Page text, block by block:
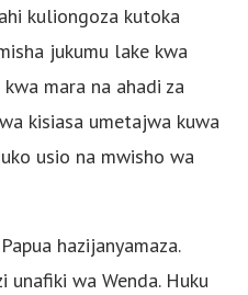
kuliongoza kutoka
jukumu lake kwa
mara na ahadi za
kisiasa umetajwa kuwa
usio na mwisho wa
hazijanyamaza.
unafiki wa Wenda. Huku